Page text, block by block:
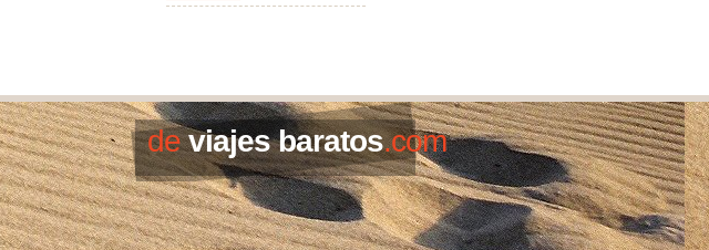
de viajes baratos.com